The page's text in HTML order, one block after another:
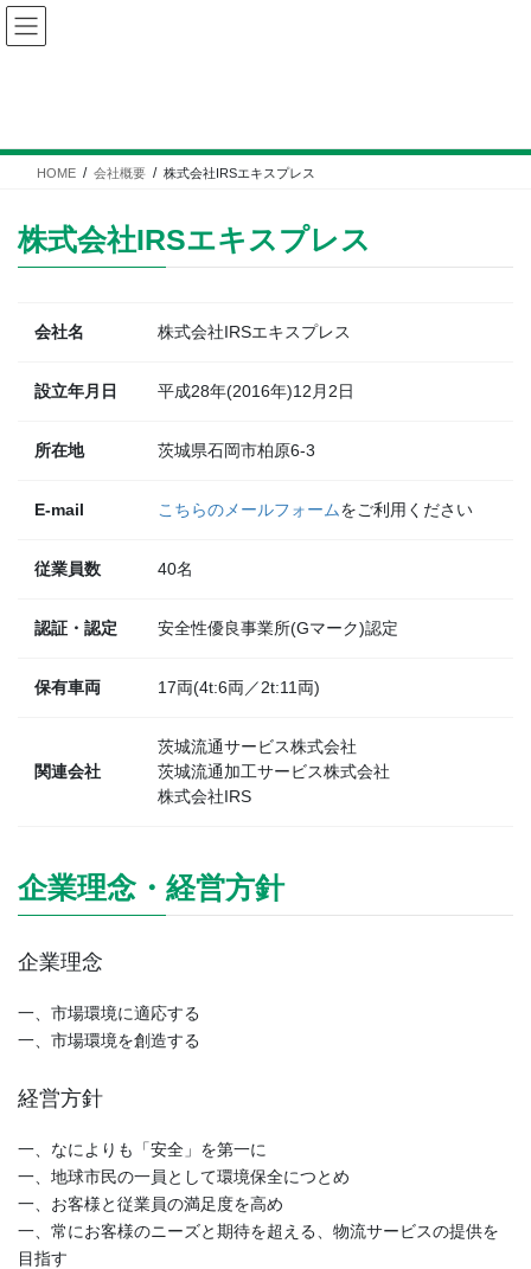
コ
ン
ス
ナ
ビ
ン
HOME 会社概要 株式会社IRSエキスプレス
株式会社IRSエキスプレス
会社名 株式会社IRSエキスプレス
設立年月日 平成28年(2016年)12月2日
所在地 茨城県石岡市柏原6-3
E-mail こちらのメールフォームをご利用ください
従業員数 40名
認証・認定 安全性優良事業所(Gマーク)認定
保有車両 17両(4t:6両／2t:11両)
関連会社
茨城流通サービス株式会社
茨城流通加工サービス株式会社
株式会社IRS
企業理念・経営方針
企業理念
一、市場環境に適応する
一、市場環境を創造する
経営方針
一、なによりも「安全」を第一に
一、地球市民の一員として環境保全につとめ
一、お客様と従業員の満足度を高め
一、常にお客様のニーズと期待を超える、物流サービスの提供を
目指す